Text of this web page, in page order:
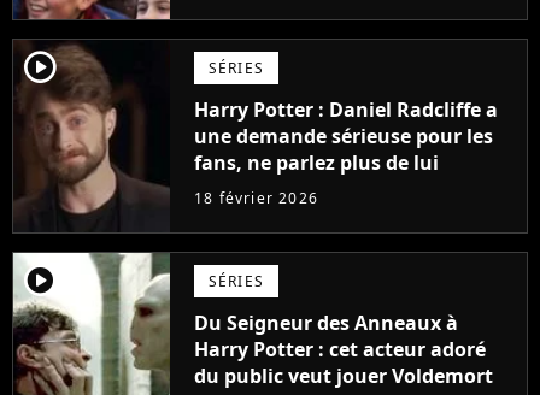
player2 SÉRIES
Harry Potter : Daniel Radcliffe a
une demande sérieuse pour les
fans, ne parlez plus de lui
18 février 2026
player2 SÉRIES
Du Seigneur des Anneaux à
Harry Potter : cet acteur adoré
du public veut jouer Voldemort